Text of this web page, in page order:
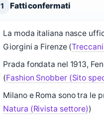
1 Fatti confermati
La moda italiana nasce
Giorgini a Firenze (
Prada fondata nel 1913,
(Fashion Snobber (Sito
Milano e Roma sono tra le
Natura (Rivista settore))